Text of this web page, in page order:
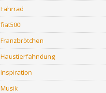
Fahrrad
fiat500
Franzbrötchen
Haustierfahndung
Inspiration
Musik